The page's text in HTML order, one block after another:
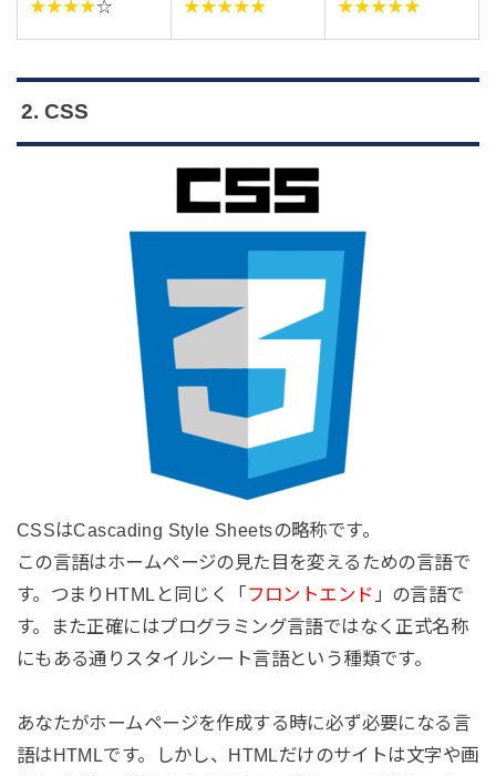
★★★★☆ ★★★★★ ★★★★★
2. CSS
CSSはCascading Style Sheetsの略称です。
この言語はホームページの見た目を変えるための言語で
す。つまりHTMLと同じく「 フロントエンド 」の言語で
す。また正確にはプログラミング言語ではなく正式名称
にもある通りスタイルシート言語という種類です。
あなたがホームページを作成する時に必ず必要になる言
語はHTMLです。しかし、HTMLだけのサイトは文字や画